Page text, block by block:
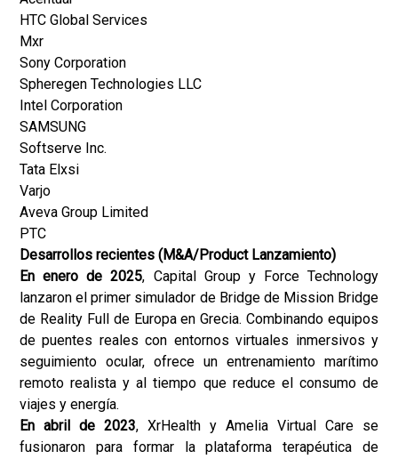
HTC Global Services
Mxr
Sony Corporation
Spheregen Technologies LLC
Intel Corporation
SAMSUNG
Softserve Inc.
Tata Elxsi
Varjo
Aveva Group Limited
PTC
Desarrollos recientes (M&A/Product Lanzamiento)
En enero de 2025, Capital Group y Force Technology
lanzaron el primer simulador de Bridge de Mission Bridge
de Reality Full de Europa en Grecia. Combinando equipos
de puentes reales con entornos virtuales inmersivos y
seguimiento ocular, ofrece un entrenamiento marítimo
remoto realista y al tiempo que reduce el consumo de
viajes y energía.
En abril de 2023, XrHealth y Amelia Virtual Care se
fusionaron para formar la plataforma terapéutica de